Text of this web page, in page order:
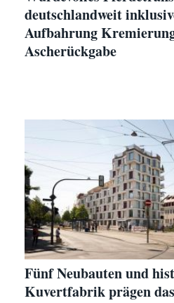
deutschlandweit
Aufbahrung
Ascherückgabe
Fünf Neubauten und
Kuvertfabrik prägen